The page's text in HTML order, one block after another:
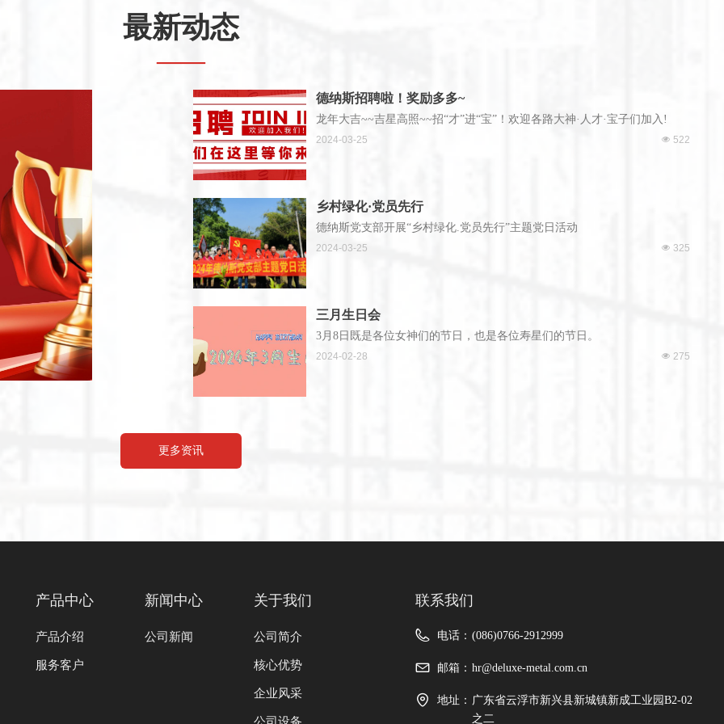
德纳斯招聘啦！奖励多多~
龙年大吉~~吉星高照~~招“才”进“宝”！欢迎各路大神·人才·宝子们加入!
넶 522
2024-03-25
乡村绿化·党员先行
德纳斯党支部开展“乡村绿化.党员先行”主题党日活动
넶 325
2024-03-25
三月生日会
3月8日既是各位女神们的节日，也是各位寿星们的节日。
넶 275
2024-02-28
넲
最新动态
——
更多资讯
电话： (086)0766-2912999
邮箱： hr@deluxe-metal.com.cn
地址： 广东省云浮市新兴县新城镇新成工业园B2-02
之二
联系我们
产品中心
产品介绍
服务客户
新闻中心
公司新闻
关于我们
公司简介
核心优势
企业风采